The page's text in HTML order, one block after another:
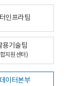
인프라팀
용기술팀
지원센터)
이터본부